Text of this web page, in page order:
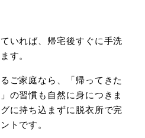
いれば、帰宅後すぐに手洗
す。
ご家庭なら、「帰ってきた
の習慣も自然に身につきま
に持ち込まずに脱衣所で完
トです。